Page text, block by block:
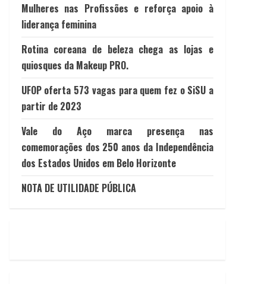
Mulheres nas Profissões e reforça apoio à
liderança feminina
Rotina coreana de beleza chega as lojas e
quiosques da Makeup PRO.
UFOP oferta 573 vagas para quem fez o SiSU a
partir de 2023
Vale do Aço marca presença nas
comemorações dos 250 anos da Independência
dos Estados Unidos em Belo Horizonte
NOTA DE UTILIDADE PÚBLICA